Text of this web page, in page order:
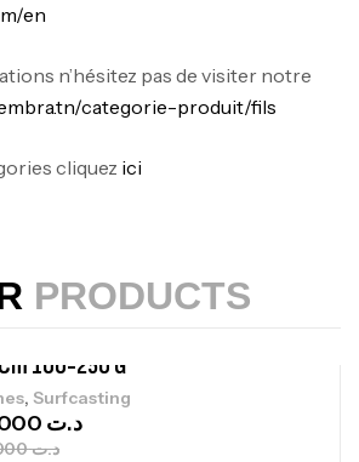
en
n’hésitez pas de visiter notre
categorie-produit/fils
cliquez ici
PRODUCTS
Funda 1.70m
100-250 G
, Surfcasting
د.ت239,000
د.ت